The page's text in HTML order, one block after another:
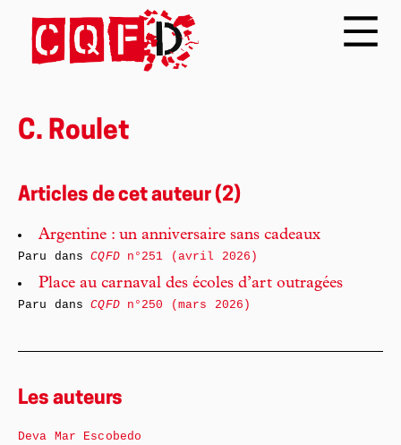
C. Roulet
Articles de cet auteur (2)
Argentine : un anniversaire sans cadeaux
Paru dansCQFDn°251 (avril 2026)
Place au carnaval des écoles d’art outragées
Paru dansCQFDn°250 (mars 2026)
Les auteurs
Deva Mar Escobedo